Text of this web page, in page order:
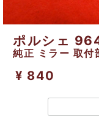
ポルシェ
純正 ミラー 取付
¥ 840